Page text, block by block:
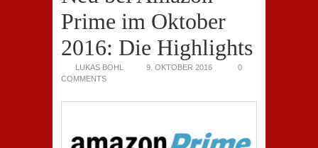
Prime im Oktober
2016: Die Highlights
LUKAS BOHL 9. OKTOBER 2016
0
COMMENTS